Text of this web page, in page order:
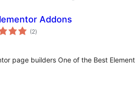
Addons
(2total
de
)
page builders One of the Best